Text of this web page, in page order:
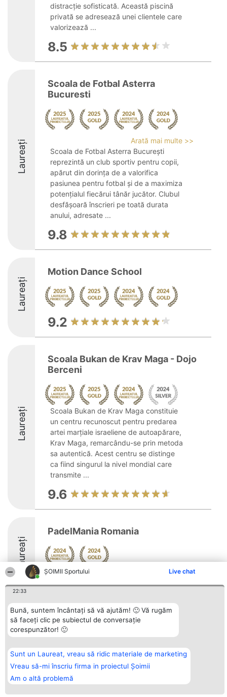
ȘOIMII Sportului Live chat
22:33
Bună, suntem încântați să vă ajutăm! 🙂 Vă rugăm
să faceți clic pe subiectul de conversație
corespunzător! 🙂
Sunt un Laureat, vreau să ridic materiale de marketing
Vreau să-mi înscriu firma in proiectul Șoimii
Am o altă problemă
distracție sofisticată. Această piscină
privată se adresează unei clientele care
valorizează ...
8.5
Laureați
Scoala de Fotbal Asterra
Bucuresti
Arată mai multe >>
Scoala de Fotbal Asterra București
reprezintă un club sportiv pentru copii,
apărut din dorința de a valorifica
pasiunea pentru fotbal și de a maximiza
potențialul fiecărui tânăr jucător. Clubul
desfășoară înscrieri pe toată durata
anului, adresate ...
9.8
Laureați
Motion Dance School
9.2
Laureați
Scoala Bukan de Krav Maga - Dojo
Berceni
Scoala Bukan de Krav Maga constituie
un centru recunoscut pentru predarea
artei marțiale israeliene de autoapărare,
Krav Maga, remarcându-se prin metoda
sa autentică. Acest centru se distinge
ca fiind singurul la nivel mondial care
transmite ...
9.6
Laureați
PadelMania Romania
Organizator Ranking
BRIGHT SOLUTIONS BR SRL
Aleea Timisul De Sus 2 Bl. A30
București
CUI 36737675
tel: +40 770 990 492
Plebiscyt
Câștigătorii
Reguli
Statut
Politica de
confidențialitate